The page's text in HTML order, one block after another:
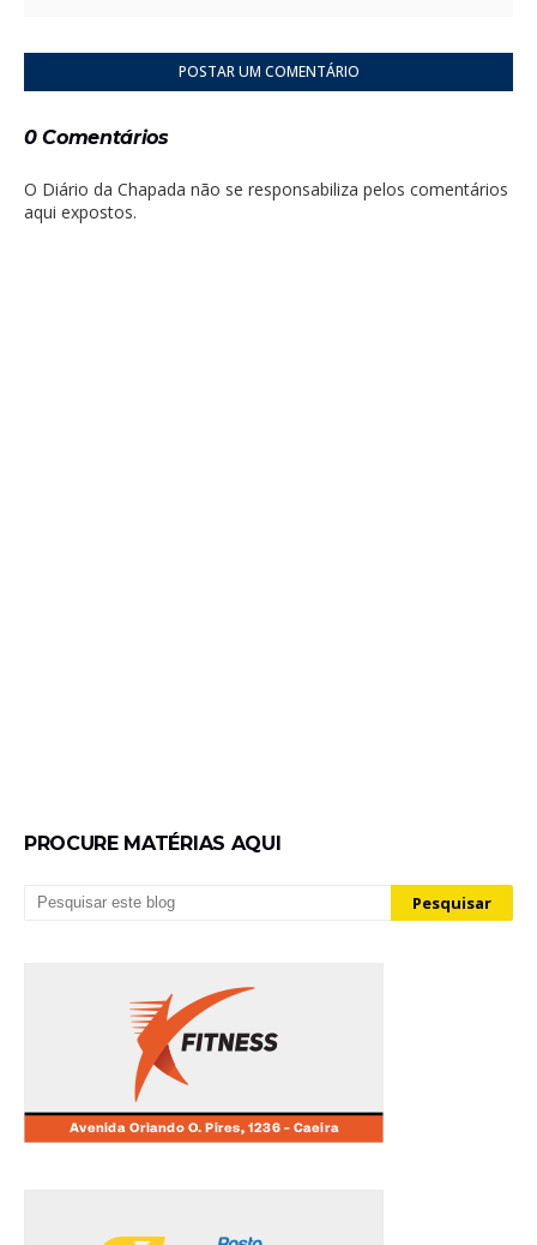
POSTAR UM COMENTÁRIO
0 Comentários
O Diário da Chapada não se responsabiliza pelos comentários
aqui expostos.
PROCURE MATÉRIAS AQUI